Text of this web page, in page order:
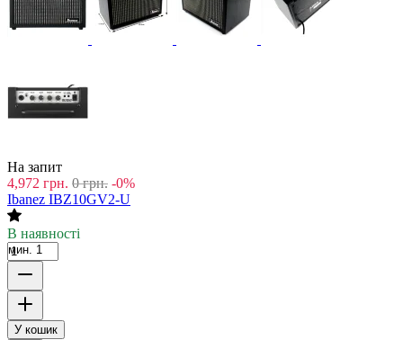
На запит
4,972 грн. 0 грн. -0%
Ibanez IBZ10GV2-U
В наявності
мин. 1
У кошик